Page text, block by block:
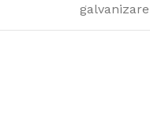
galvanizare